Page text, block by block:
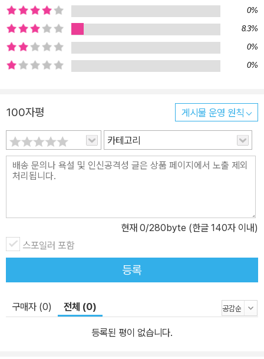
육아 궁금증 Q&A “이럴 땐 어떻게 하지?” 저자가 육아 상담과 부모
교육을 하면서 ‘듣기 육아법’에 대해 엄마나 아빠들에게 받은 질문들
중 빈도가 높은 것들을 모아 Q&A 방식으로 솔루션을 준다. 아이가 일
부러 미운 짓을 할 때, 아이가 친구의 흉을 볼 때, 형제끼리 싸울 때,
어른들의 육아 조언을 들어야 할지 고민이 될 때 등 지금 아이를 키우
0%
8.3%
0%
0%
100자평 게시물 운영 원칙
카테고리
현재 0/280byte (한글 140자 이내)
스포일러 포함
등록
구매자 (0) 전체 (0)
등록된 평이 없습니다.